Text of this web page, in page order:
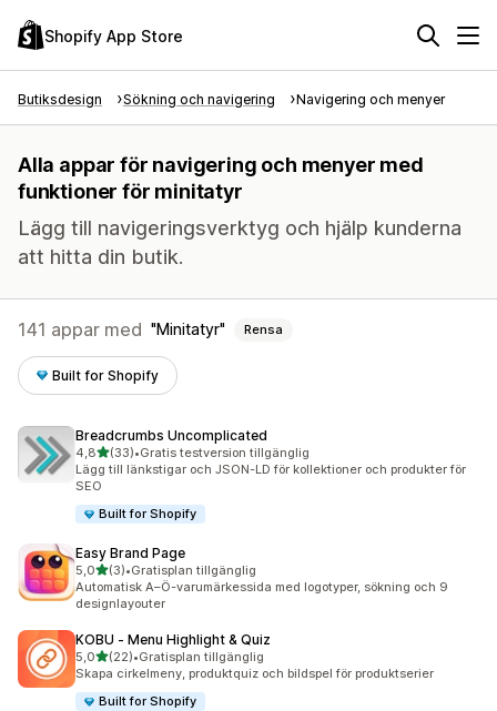
Shopify App Store
Butiksdesign Sökning och navigering Navigering och menyer
Alla appar för navigering och menyer med
funktioner för minitatyr
Lägg till navigeringsverktyg och hjälp kunderna
att hitta din butik.
141 appar med Minitatyr Rensa
Built for Shopify
Breadcrumbs Uncomplicated
4,8av 5 stjärnor
(33)
33 recensioner totalt
•Gratis testversion tillgänglig
Lägg till länkstigar och JSON-LD för kollektioner och produkter för
SEO
Built for Shopify
Easy Brand Page
5,0av 5 stjärnor
(3)
3 recensioner totalt
•Gratisplan tillgänglig
Automatisk A–Ö-varumärkessida med logotyper, sökning och 9
designlayouter
KOBU ‑ Menu Highlight & Quiz
5,0av 5 stjärnor
(22)
22 recensioner totalt
•Gratisplan tillgänglig
Skapa cirkelmeny, produktquiz och bildspel för produktserier
Built for Shopify